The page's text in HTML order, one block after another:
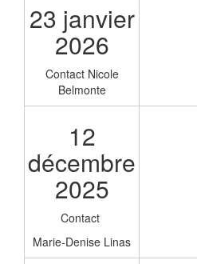
23 janvier
2026
Contact Nicole
Belmonte
12
décembre
2025
Contact
Marie-Denise Linas